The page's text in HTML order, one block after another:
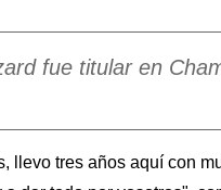
fue titular en
llevo tres años aquí con